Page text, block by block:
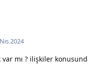
2024
var mı ? ilişkiler